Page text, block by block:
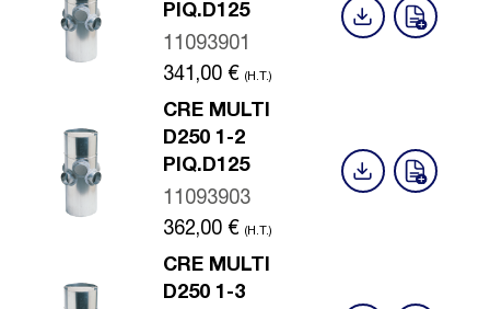
PIQ.D125
11093901
341,00 € (H.T.)
CRE MULTI
D250 1-2
PIQ.D125
11093903
362,00 € (H.T.)
CRE MULTI
D250 1-3